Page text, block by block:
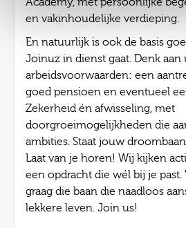
en vakinhoudelijke verdieping.
En natuurlijk is ook de basis
Joinuz in dienst gaat. Denk aan
arbeidsvoorwaarden: een
goed pensioen en eventueel
Zekerheid én afwisseling, met
doorgroeimogelijkheden die
ambities. Staat jouw
Laat van je horen! Wij kijken
een opdracht die wél bij je
graag die baan die naadloos
lekkere leven. Join us!